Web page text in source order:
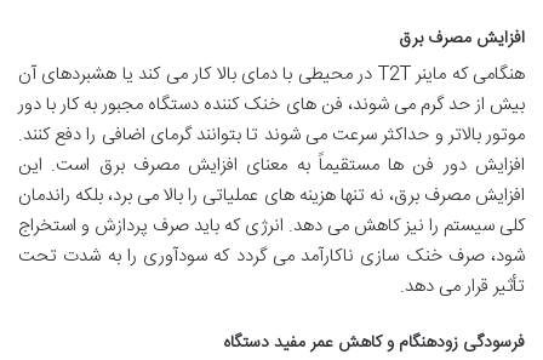
افزایش مصرف برق
هنگامی که ماینر T2T در محیطی با دمای بالا کار می کند یا هشبردهای آن
بیش از حد گرم می شوند، فن های خنک کننده دستگاه مجبور به کار با دور
موتور بالاتر و حداکثر سرعت می شوند تا بتوانند گرمای اضافی را دفع کنند.
افزایش دور فن ها مستقیماً به معنای افزایش مصرف برق است. این
افزایش مصرف برق، نه تنها هزینه های عملیاتی را بالا می برد، بلکه راندمان
کلی سیستم را نیز کاهش می دهد. انرژی که باید صرف پردازش و استخراج
شود، صرف خنک سازی ناکارآمد می گردد که سودآوری را به شدت تحت
تأثیر قرار می دهد.
فرسودگی زودهنگام و کاهش عمر مفید دستگاه